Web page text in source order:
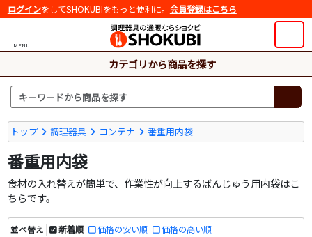
ログインをしてSHOKUBIをもっと便利に。 会員登録はこちら
MENU
カテゴリから商品を探す
トップ 調理器具 コンテナ 番重用内袋
番重用内袋
食材の入れ替えが簡単で、作業性が向上するばんじゅう用内袋はこ
ちらです。
並べ替え 新着順 価格の安い順 価格の高い順